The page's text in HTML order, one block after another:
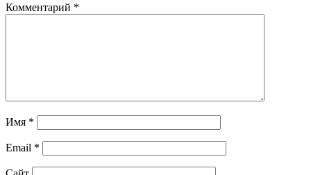
Комментарий *
Имя *
Email *